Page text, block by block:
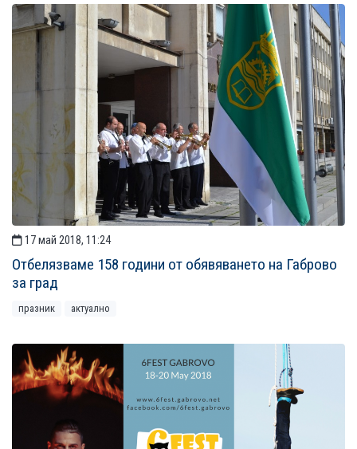
17 май 2018, 11:24
Отбелязваме 158 години от обявяването на Габрово
за град
празник актуално